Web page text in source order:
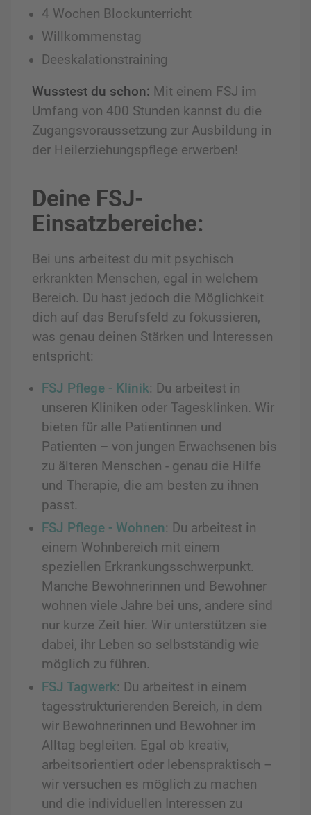
4 Wochen Blockunterricht
Willkommenstag
Deeskalationstraining
Wusstest du schon: Mit einem FSJ im
Umfang von 400 Stunden kannst du die
Zugangsvoraussetzung zur Ausbildung in
der Heilerziehungspflege erwerben!
Deine FSJ-
Einsatzbereiche:
Bei uns arbeitest du mit psychisch
erkrankten Menschen, egal in welchem
Bereich. Du hast jedoch die Möglichkeit
dich auf das Berufsfeld zu fokussieren,
was genau deinen Stärken und Interessen
entspricht:
FSJ Pflege - Klinik: Du arbeitest in
unseren Kliniken oder Tagesklinken. Wir
bieten für alle Patientinnen und
Patienten – von jungen Erwachsenen bis
zu älteren Menschen - genau die Hilfe
und Therapie, die am besten zu ihnen
passt.
FSJ Pflege - Wohnen: Du arbeitest in
einem Wohnbereich mit einem
speziellen Erkrankungsschwerpunkt.
Manche Bewohnerinnen und Bewohner
wohnen viele Jahre bei uns, andere sind
nur kurze Zeit hier. Wir unterstützen sie
dabei, ihr Leben so selbstständig wie
möglich zu führen.
FSJ Tagwerk: Du arbeitest in einem
tagesstrukturierenden Bereich, in dem
wir Bewohnerinnen und Bewohner im
Alltag begleiten. Egal ob kreativ,
arbeitsorientiert oder lebenspraktisch –
wir versuchen es möglich zu machen
und die individuellen Interessen zu